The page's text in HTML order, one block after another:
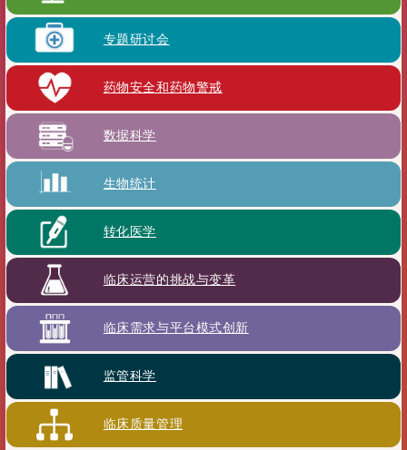
专题研讨会
药物安全和药物警戒
数据科学
生物统计
转化医学
临床运营的挑战与变革
临床需求与平台模式创新
监管科学
临床质量管理